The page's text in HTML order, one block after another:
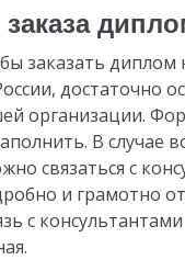
заказать диплом
достаточно
организации.
В случае
связаться с
и грамотно
с консультантами